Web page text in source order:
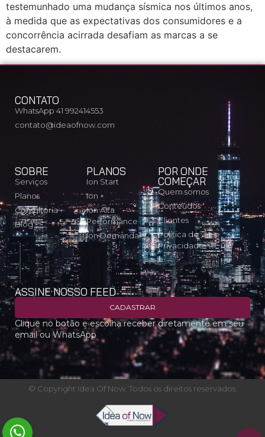
testemunhado uma mudança sísmica nos últimos anos,
à medida que as expectativas dos consumidores e a
concorrência acirrada desafiam as marcas a se
destacarem.
CONTATO
WhatsApp 41 992414553
contato@ideaofnow.com
SOBRE
Serviços
Planos
Consultoria
Blog
PLANOS
Ion Start
Ion +
Ion Alta
Performance
Ion Demanda
POR ONDE
COMEÇAR
Quem somos
Conteúdos
Clientes
Política de
Privacidade
ASSINE NOSSO FEED
CADASTRAR
Clique no botão e escolha receber diretamente em seu
email ou WhatsApp
© Copyright Idea Of Now. Todos os direitos reservados.